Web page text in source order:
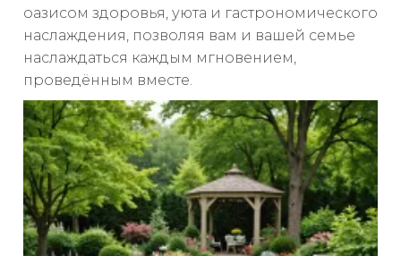
оазисом здоровья, уюта и гастрономического
наслаждения, позволяя вам и вашей семье
наслаждаться каждым мгновением,
проведённым вместе.